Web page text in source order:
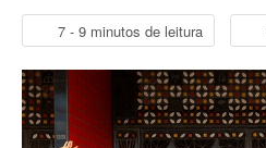
7 - 9 minutos de leitura